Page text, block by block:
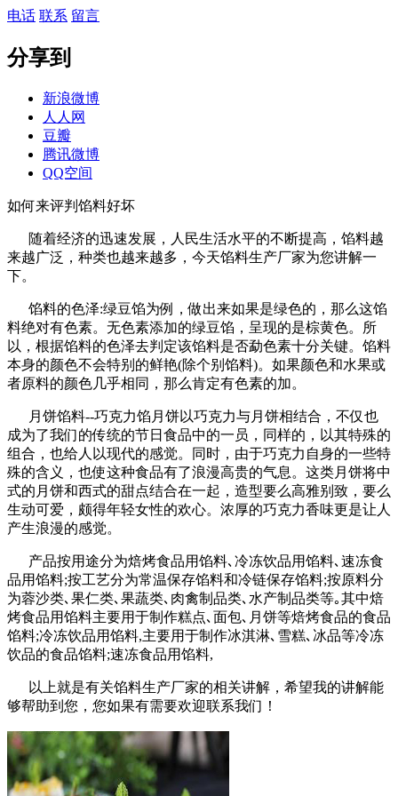
电话 联系 留言
分享到
新浪微博
人人网
豆瓣
腾讯微博
QQ空间
如何来评判馅料好坏
随着经济的迅速发展，人民生活水平的不断提高，馅料越
来越广泛，种类也越来越多，今天馅料生产厂家为您讲解一
下。
馅料的色泽:绿豆馅为例，做出来如果是绿色的，那么这馅
料绝对有色素。无色素添加的绿豆馅，呈现的是棕黄色。所
以，根据馅料的色泽去判定该馅料是否勐色素十分关键。馅料
本身的颜色不会特别的鲜艳(除个别馅料)。如果颜色和水果或
者原料的颜色几乎相同，那么肯定有色素的加。
月饼馅料--巧克力馅月饼以巧克力与月饼相结合，不仅也
成为了我们的传统的节日食品中的一员，同样的，以其特殊的
组合，也给人以现代的感觉。同时，由于巧克力自身的一些特
殊的含义，也使这种食品有了浪漫高贵的气息。这类月饼将中
式的月饼和西式的甜点结合在一起，造型要么高雅别致，要么
生动可爱，颇得年轻女性的欢心。浓厚的巧克力香味更是让人
产生浪漫的感觉。
产品按用途分为焙烤食品用馅料､冷冻饮品用馅料､速冻食
品用馅料;按工艺分为常温保存馅料和冷链保存馅料;按原料分
为蓉沙类､果仁类､果蔬类､肉禽制品类､水产制品类等｡其中焙
烤食品用馅料主要用于制作糕点､面包､月饼等焙烤食品的食品
馅料;冷冻饮品用馅料,主要用于制作冰淇淋､雪糕､冰品等冷冻
饮品的食品馅料;速冻食品用馅料,
以上就是有关馅料生产厂家的相关讲解，希望我的讲解能
够帮助到您，您如果有需要欢迎联系我们！